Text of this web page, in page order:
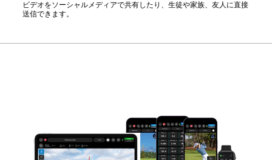
ビデオをソーシャルメディアで共有したり、生徒や家族、友人に直接
送信できます。